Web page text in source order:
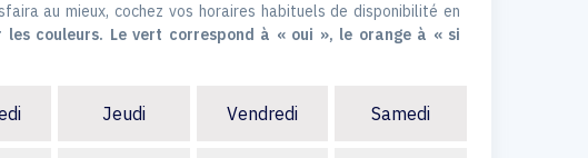
au mieux, cochez vos horaires habituels de disponibilité en
couleurs. Le vert correspond à « oui », le orange à « si
Jeudi Vendredi Samedi